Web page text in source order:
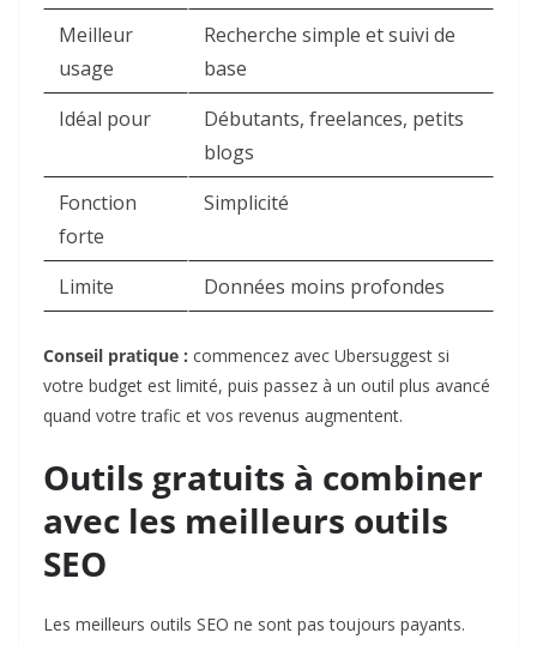
Meilleur
usage
Recherche simple et suivi de
base
Idéal pour
Débutants, freelances, petits
blogs
Fonction
forte
Simplicité
Limite Données moins profondes
Conseil pratique : commencez avec Ubersuggest si
votre budget est limité, puis passez à un outil plus avancé
quand votre trafic et vos revenus augmentent.
Outils gratuits à combiner
avec les meilleurs outils
SEO
Les meilleurs outils SEO ne sont pas toujours payants.